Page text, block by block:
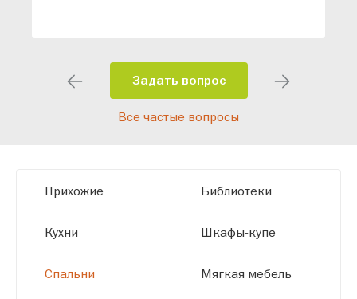
помещения и личные пожелания.
Благодаря современному
высокотехнологичному оборудованию
размерам.
Задать вопрос
Все частые вопросы
Прихожие
Кухни
Спальни
Библиотеки
Шкафы-купе
Мягкая мебель